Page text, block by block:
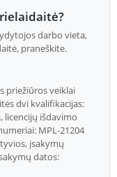
darbo vieta,
praneškite.
priežiūros veiklai
dvi kvalifikacijas:
licencijų išdavimo
MPL-21204
įsakymų
datos: